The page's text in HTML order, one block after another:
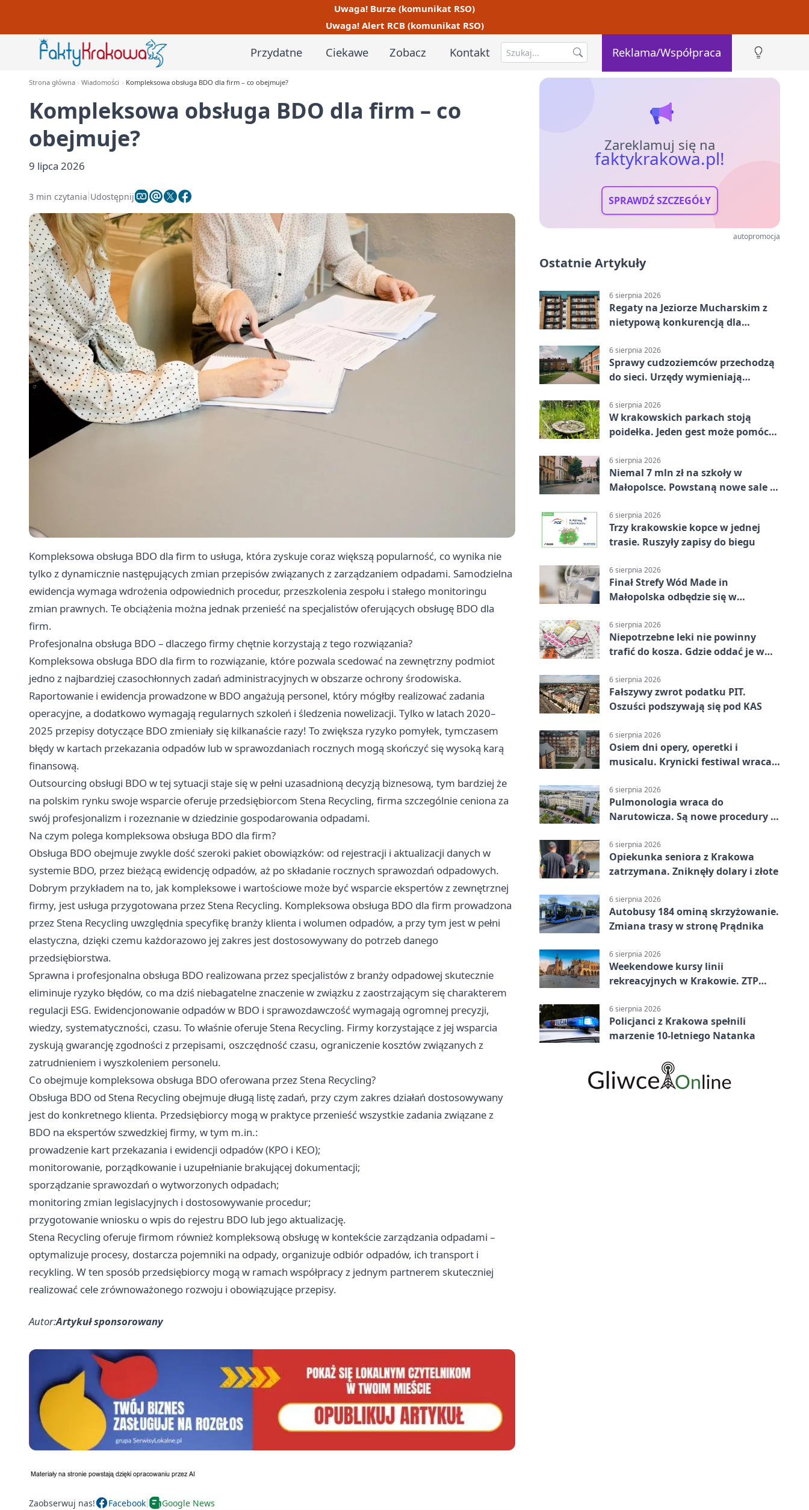
Uwaga! Burze (komunikat RSO)
Uwaga! Alert RCB (komunikat RSO)
Przydatne Ciekawe Zobacz Kontakt Reklama/Współpraca
Strona główna Wiadomości Kompleksowa obsługa BDO dla firm – co obejmuje?
Kompleksowa obsługa BDO dla firm – co
obejmuje?
9 lipca 2026
3 min czytania Udostępnij
Kompleksowa obsługa BDO dla firm to usługa, która zyskuje coraz większą popularność, co wynika nie
tylko z dynamicznie następujących zmian przepisów związanych z zarządzaniem odpadami. Samodzielna
ewidencja wymaga wdrożenia odpowiednich procedur, przeszkolenia zespołu i stałego monitoringu
zmian prawnych. Te obciążenia można jednak przenieść na specjalistów oferujących obsługę BDO dla
firm.
Profesjonalna obsługa BDO – dlaczego firmy chętnie korzystają z tego rozwiązania?
Kompleksowa obsługa BDO dla firm to rozwiązanie, które pozwala scedować na zewnętrzny podmiot
jedno z najbardziej czasochłonnych zadań administracyjnych w obszarze ochrony środowiska.
Raportowanie i ewidencja prowadzone w BDO angażują personel, który mógłby realizować zadania
operacyjne, a dodatkowo wymagają regularnych szkoleń i śledzenia nowelizacji. Tylko w latach 2020–
2025 przepisy dotyczące BDO zmieniały się kilkanaście razy! To zwiększa ryzyko pomyłek, tymczasem
błędy w kartach przekazania odpadów lub w sprawozdaniach rocznych mogą skończyć się wysoką karą
finansową.
Outsourcing obsługi BDO w tej sytuacji staje się w pełni uzasadnioną decyzją biznesową, tym bardziej że
na polskim rynku swoje wsparcie oferuje przedsiębiorcom Stena Recycling, firma szczególnie ceniona za
swój profesjonalizm i rozeznanie w dziedzinie gospodarowania odpadami.
Na czym polega kompleksowa obsługa BDO dla firm?
Obsługa BDO obejmuje zwykle dość szeroki pakiet obowiązków: od rejestracji i aktualizacji danych w
systemie BDO, przez bieżącą ewidencję odpadów, aż po składanie rocznych sprawozdań odpadowych.
Dobrym przykładem na to, jak kompleksowe i wartościowe może być wsparcie ekspertów z zewnętrznej
firmy, jest usługa przygotowana przez Stena Recycling. Kompleksowa obsługa BDO dla firm prowadzona
przez Stena Recycling uwzględnia specyfikę branży klienta i wolumen odpadów, a przy tym jest w pełni
elastyczna, dzięki czemu każdorazowo jej zakres jest dostosowywany do potrzeb danego
przedsiębiorstwa.
Sprawna i profesjonalna obsługa BDO realizowana przez specjalistów z branży odpadowej skutecznie
eliminuje ryzyko błędów, co ma dziś niebagatelne znaczenie w związku z zaostrzającym się charakterem
regulacji ESG. Ewidencjonowanie odpadów w BDO i sprawozdawczość wymagają ogromnej precyzji,
wiedzy, systematyczności, czasu. To właśnie oferuje Stena Recycling. Firmy korzystające z jej wsparcia
zyskują gwarancję zgodności z przepisami, oszczędność czasu, ograniczenie kosztów związanych z
zatrudnieniem i wyszkoleniem personelu.
Co obejmuje kompleksowa obsługa BDO oferowana przez Stena Recycling?
Obsługa BDO od Stena Recycling obejmuje długą listę zadań, przy czym zakres działań dostosowywany
jest do konkretnego klienta. Przedsiębiorcy mogą w praktyce przenieść wszystkie zadania związane z
BDO na ekspertów szwedzkiej firmy, w tym m.in.:
prowadzenie kart przekazania i ewidencji odpadów (KPO i KEO);
monitorowanie, porządkowanie i uzupełnianie brakującej dokumentacji;
sporządzanie sprawozdań o wytworzonych odpadach;
monitoring zmian legislacyjnych i dostosowywanie procedur;
przygotowanie wniosku o wpis do rejestru BDO lub jego aktualizację.
Stena Recycling oferuje firmom również kompleksową obsługę w kontekście zarządzania odpadami –
optymalizuje procesy, dostarcza pojemniki na odpady, organizuje odbiór odpadów, ich transport i
recykling. W ten sposób przedsiębiorcy mogą w ramach współpracy z jednym partnerem skuteczniej
realizować cele zrównoważonego rozwoju i obowiązujące przepisy.
Autor:Artykuł sponsorowany
Zaobserwuj nas! Facebook Google News
Zareklamuj się na
faktykrakowa.pl!
SPRAWDŹ SZCZEGÓŁY
autopromocja
Ostatnie Artykuły
6 sierpnia 2026
Regaty na Jeziorze Mucharskim z
nietypową konkurencją dla
6 sierpnia 2026
Sprawy cudzoziemców przechodzą
do sieci. Urzędy wymieniają
6 sierpnia 2026
W krakowskich parkach stoją
poidełka. Jeden gest może pomóc
6 sierpnia 2026
Niemal 7 mln zł na szkoły w
Małopolsce. Powstaną nowe sale i
6 sierpnia 2026
Trzy krakowskie kopce w jednej
trasie. Ruszyły zapisy do biegu
6 sierpnia 2026
Finał Strefy Wód Made in
Małopolska odbędzie się w
6 sierpnia 2026
Niepotrzebne leki nie powinny
trafić do kosza. Gdzie oddać je w
6 sierpnia 2026
Fałszywy zwrot podatku PIT.
Oszuści podszywają się pod KAS
6 sierpnia 2026
Osiem dni opery, operetki i
musicalu. Krynicki festiwal wraca z
6 sierpnia 2026
Pulmonologia wraca do
Narutowicza. Są nowe procedury i
6 sierpnia 2026
Opiekunka seniora z Krakowa
zatrzymana. Zniknęły dolary i złote
6 sierpnia 2026
Autobusy 184 ominą skrzyżowanie.
Zmiana trasy w stronę Prądnika
6 sierpnia 2026
Weekendowe kursy linii
rekreacyjnych w Krakowie. ZTP
6 sierpnia 2026
Policjanci z Krakowa spełnili
marzenie 10-letniego Natanka